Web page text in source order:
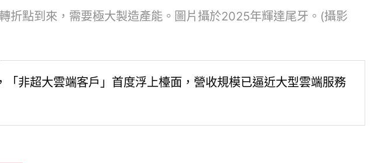
折點到來，需要極大製造產能。圖片攝於2025年輝達尾牙。(攝影
非超大雲端客戶」首度浮上檯面，營收規模已逼近大型雲端服務